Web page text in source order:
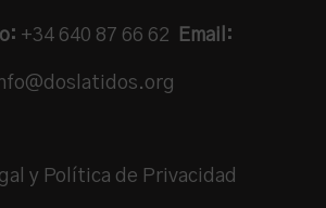
+34 640 87 66 62 Email:
y Política de Privacidad